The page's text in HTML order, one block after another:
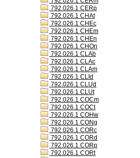
792.026.1 CERp
792.026.1 CHAt
792.026.1 CHEc
792.026.1 CHEm
792.026.1 CHEn
792.026.1 CHOn
792.026.1 CLAb
792.026.1 CLAc
792.026.1 CLAm
792.026.1 CLId
792.026.1 CLUd
792.026.1 CLUt
792.026.1 COCm
792.026.1 COCt
792.026.1 COHw
792.026.1 CONg
792.026.1 CORc
792.026.1 CORd
792.026.1 CORp
792.026.1 CORt